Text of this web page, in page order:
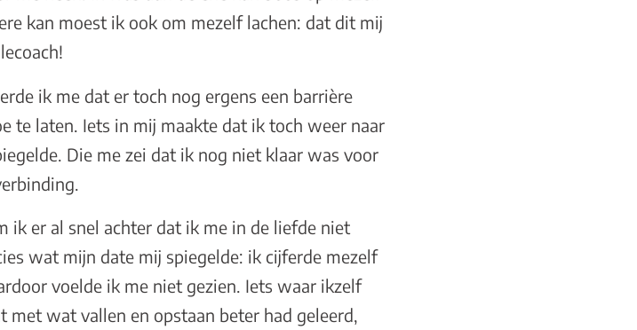
kan moest ik ook om mezelf lachen: dat dit mij
ik me dat er toch nog ergens een barrière
te laten. Iets in mij maakte dat ik toch weer naar
Die me zei dat ik nog niet klaar was voor
ik er al snel achter dat ik me in de liefde niet
wat mijn date mij spiegelde: ik cijferde mezelf
voelde ik me niet gezien. Iets waar ikzelf
met wat vallen en opstaan beter had geleerd,